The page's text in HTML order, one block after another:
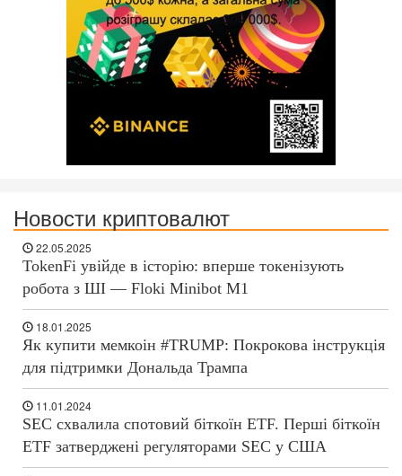
Новости криптовалют
22.05.2025
TokenFi увійде в історію: вперше токенізують
робота з ШІ — Floki Minibot M1
18.01.2025
Як купити мемкоін #TRUMP: Покрокова інструкція
для підтримки Дональда Трампа
11.01.2024
SEC схвалила спотовий біткоїн ETF. Перші біткоїн
ETF затверджені регуляторами SEC у США